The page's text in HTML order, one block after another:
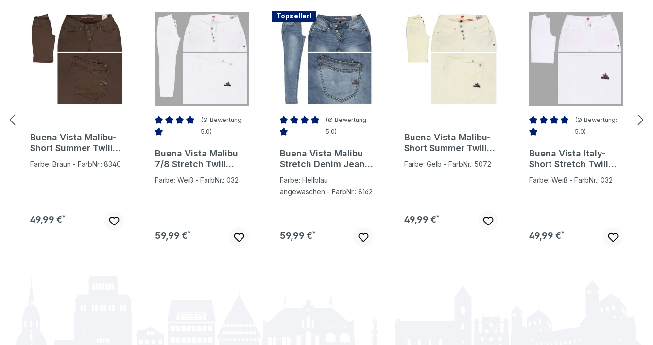
Buena Vista Malibu-
Short Summer Twill
Farbe: Braun - FarbNr.: 8340
Regulärer Preis:
49,99 €
(Ø Bewertung:
5.0)
Buena Vista Malibu
7/8 Stretch Twill
classic white fringe
Farbe: Weiß - FarbNr.: 032
Regulärer Preis:
59,99 €
Topseller!
Durchschnittliche Bewertung von 5 von 5 Sternen
(Ø Bewertung:
5.0)
Buena Vista Malibu
Stretch Denim Jeans
Farbe: Hellblau
angewaschen - FarbNr.: 8162
Regulärer Preis:
59,99 €
Buena Vista Malibu-
Short Summer Twill
buttermilk
Farbe: Gelb - FarbNr.: 5072
Regulärer Preis:
49,99 €
(Ø Bewertung:
5.0)
Buena Vista Italy-
Short Stretch Twill
Farbe: Weiß - FarbNr.: 032
Regulärer Preis:
49,99 €